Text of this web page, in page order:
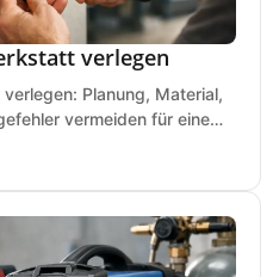
verlegen
Planung, Material,
vermeiden für eine